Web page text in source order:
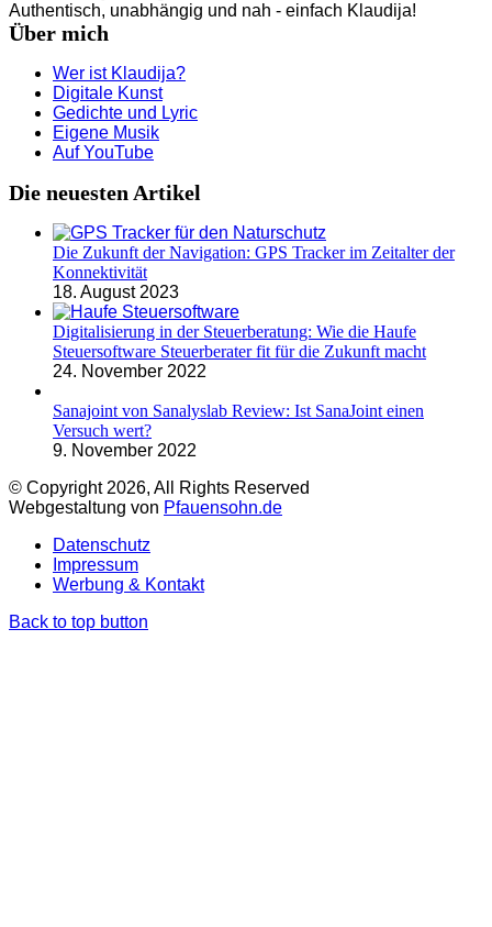
Authentisch, unabhängig und nah - einfach Klaudija!
Über mich
Wer ist Klaudija?
Digitale Kunst
Gedichte und Lyric
Eigene Musik
Auf YouTube
Die neuesten Artikel
Die Zukunft der Navigation: GPS Tracker im Zeitalter der
Konnektivität
18. August 2023
Digitalisierung in der Steuerberatung: Wie die Haufe
Steuersoftware Steuerberater fit für die Zukunft macht
24. November 2022
Sanajoint von Sanalyslab Review: Ist SanaJoint einen
Versuch wert?
9. November 2022
© Copyright 2026, All Rights Reserved
Webgestaltung von Pfauensohn.de
Datenschutz
Impressum
Werbung & Kontakt
Back to top button